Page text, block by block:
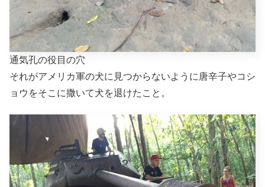
通気孔の役目の穴
それがアメリカ軍の犬に見つからないように唐辛子やコシ
ョウをそこに撒いて犬を退けたこと。